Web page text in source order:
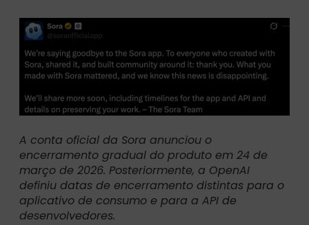
A conta oficial da Sora anunciou o
encerramento gradual do produto em 24 de
março de 2026. Posteriormente, a OpenAI
definiu datas de encerramento distintas para o
aplicativo de consumo e para a API de
desenvolvedores.